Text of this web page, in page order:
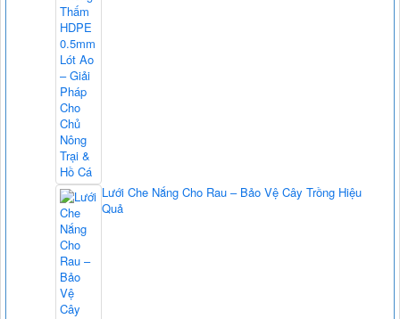
Lưới Che Nắng Cho Rau – Bảo Vệ Cây Trồng Hiệu
Quả